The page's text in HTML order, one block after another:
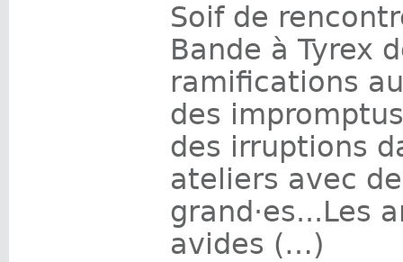
Soif de
Bande à Tyrex
ramifications
des
des irruptions
ateliers avec
grand·es...Les
avides (…)